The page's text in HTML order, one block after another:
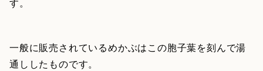
一般に販売されているめかぶはこの胞子葉を刻んで湯
通ししたものです。